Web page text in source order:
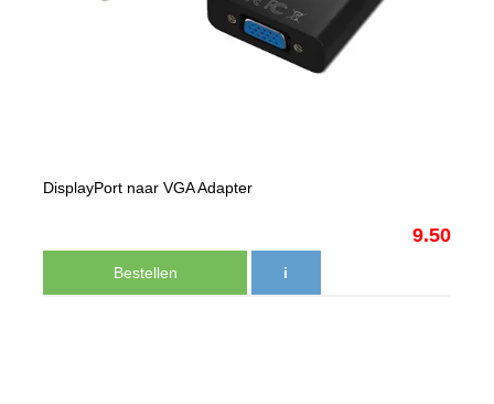
DisplayPort naar VGA Adapter
9.50
Bestellen i